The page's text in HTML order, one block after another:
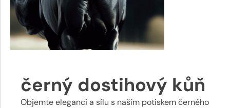
černý dostihový kůň
Objemte eleganci a sílu s naším potiskem černého